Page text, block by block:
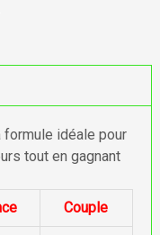
formule idéale pour
tout en gagnant
Couple